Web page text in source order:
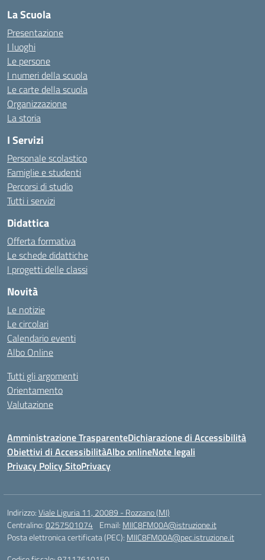
La Scuola
Presentazione
I luoghi
Le persone
I numeri della scuola
Le carte della scuola
Organizzazione
La storia
I Servizi
Personale scolastico
Famiglie e studenti
Percorsi di studio
Tutti i servizi
Didattica
Offerta formativa
Le schede didattiche
I progetti delle classi
Novità
Le notizie
Le circolari
Calendario eventi
Albo Online
Tutti gli argomenti
Orientamento
Valutazione
Amministrazione TrasparenteDichiarazione di Accessibilità
Obiettivi di AccessibilitàAlbo onlineNote legali
Privacy Policy SitoPrivacy
Indirizzo:Viale Liguria 11, 20089 - Rozzano (MI)
Centralino:0257501074 Email: MIIC8FM00A@istruzione.it
Posta elettronica certificata (PEC): MIIC8FM00A@pec.istruzione.it